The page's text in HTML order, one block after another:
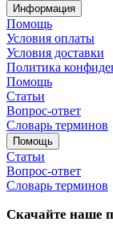
Информация
Помощь
Условия оплаты
Условия доставки
Политика
Помощь
Статьи
Вопрос-ответ
Словарь терминов
Помощь
Статьи
Вопрос-ответ
Словарь терминов
Скачайте наше